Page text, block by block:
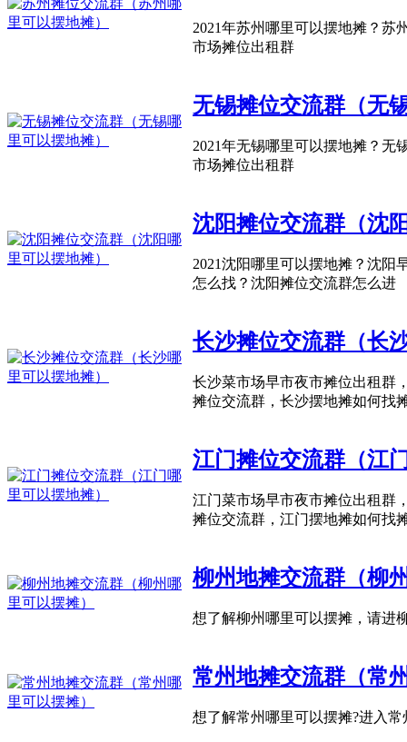
2021年苏州哪里可以摆地摊？苏
市场摊位出租群
无锡摊位交流群（无
2021年无锡哪里可以摆地摊？无
市场摊位出租群
沈阳摊位交流群（沈
2021沈阳哪里可以摆地摊？沈阳
怎么找？沈阳摊位交流群怎么进
长沙摊位交流群（长
长沙菜市场早市夜市摊位出租群
摊位交流群，长沙摆地摊如何找
江门摊位交流群（江
江门菜市场早市夜市摊位出租群
摊位交流群，江门摆地摊如何找
柳州地摊交流群（柳
想了解柳州哪里可以摆摊，请进
常州地摊交流群（常
想了解常州哪里可以摆摊?进入